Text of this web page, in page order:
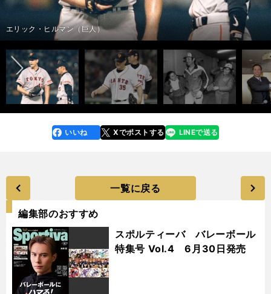
記事を読む＞中日・ロドリゲスの亡命騒動で思い出す「お騒がせ助っ人た
ち」の迷言、奇行、武勇伝…
エリック・ヒルマン（巨人）
前へ
faceboo
k
いいね Xでポストする
line LINEで送る
一覧に戻る
編集部のおすすめ
スポルティーバ バレーボール
特集号 Vol.4 6月30日発売